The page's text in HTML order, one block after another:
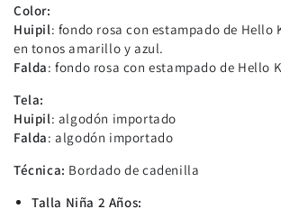
Color:
Huipil: fondo rosa con estampado de Hello
en tonos amarillo y azul.
Falda: fondo rosa con estampado de Hello
Tela:
Huipil: algodón importado
Falda: algodón importado
Técnica: Bordado de cadenilla
Talla Niña 2 Años: